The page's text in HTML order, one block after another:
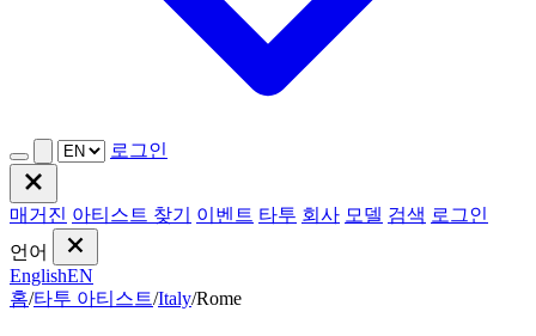
로그인
매거진 아티스트 찾기 이벤트 타투 회사 모델 검색 로그인
언어
EnglishEN
홈/타투 아티스트/Italy/Rome